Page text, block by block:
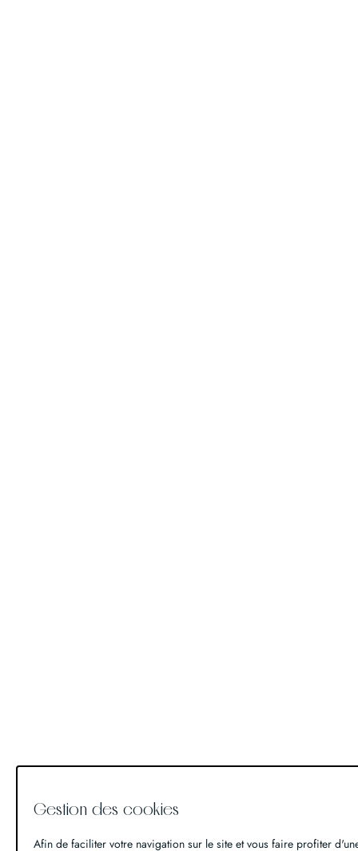
Gestion des cookies
Afin de faciliter votre navigation sur le site et vous faire profiter